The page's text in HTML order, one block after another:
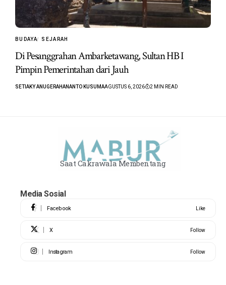
BUDAYA SEJARAH
Di Pesanggrahan Ambarketawang, Sultan HB I
Pimpin Pemerintahan dari Jauh
SETIAKY ANUGERAHANANTO KUSUMAAGUSTUS 6, 2026 2 MIN READ
Saat Cakrawala Membentang
Media Sosial
Facebook Like
X Follow
Instagram Follow